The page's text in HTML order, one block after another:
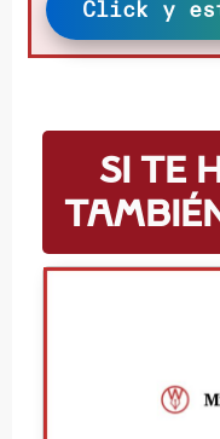
Click y
Si te